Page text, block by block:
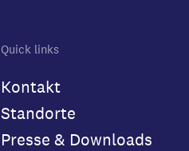
Quick links
Kontakt
Standorte
Presse & Downloads